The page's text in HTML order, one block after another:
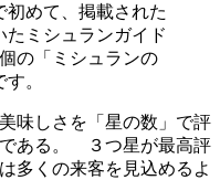
めて、掲載された
たミシュランガイド
の「ミシュランの
。
味しさを「星の数」で評
ある。 ３つ星が最高評
多くの来客を見込めるよ